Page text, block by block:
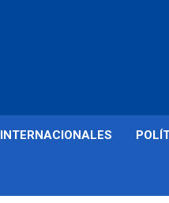
INTERNACIONALES